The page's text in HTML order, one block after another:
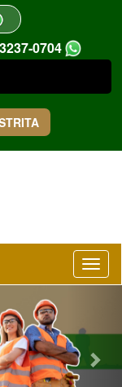
0704